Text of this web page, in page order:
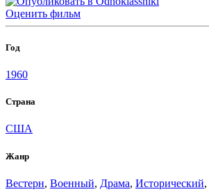
Оценить фильм
Год
1960
Страна
США
Жанр
Вестерн, Военный, Драма, Исторический,